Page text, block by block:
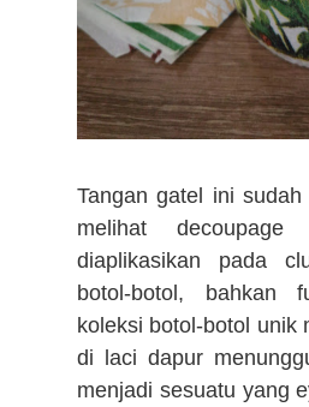
Tangan gatel ini
melihat
diaplikasikan pada
botol-botol, bahkan
koleksi botol-botol unik
di laci dapur
menjadi sesuatu yang